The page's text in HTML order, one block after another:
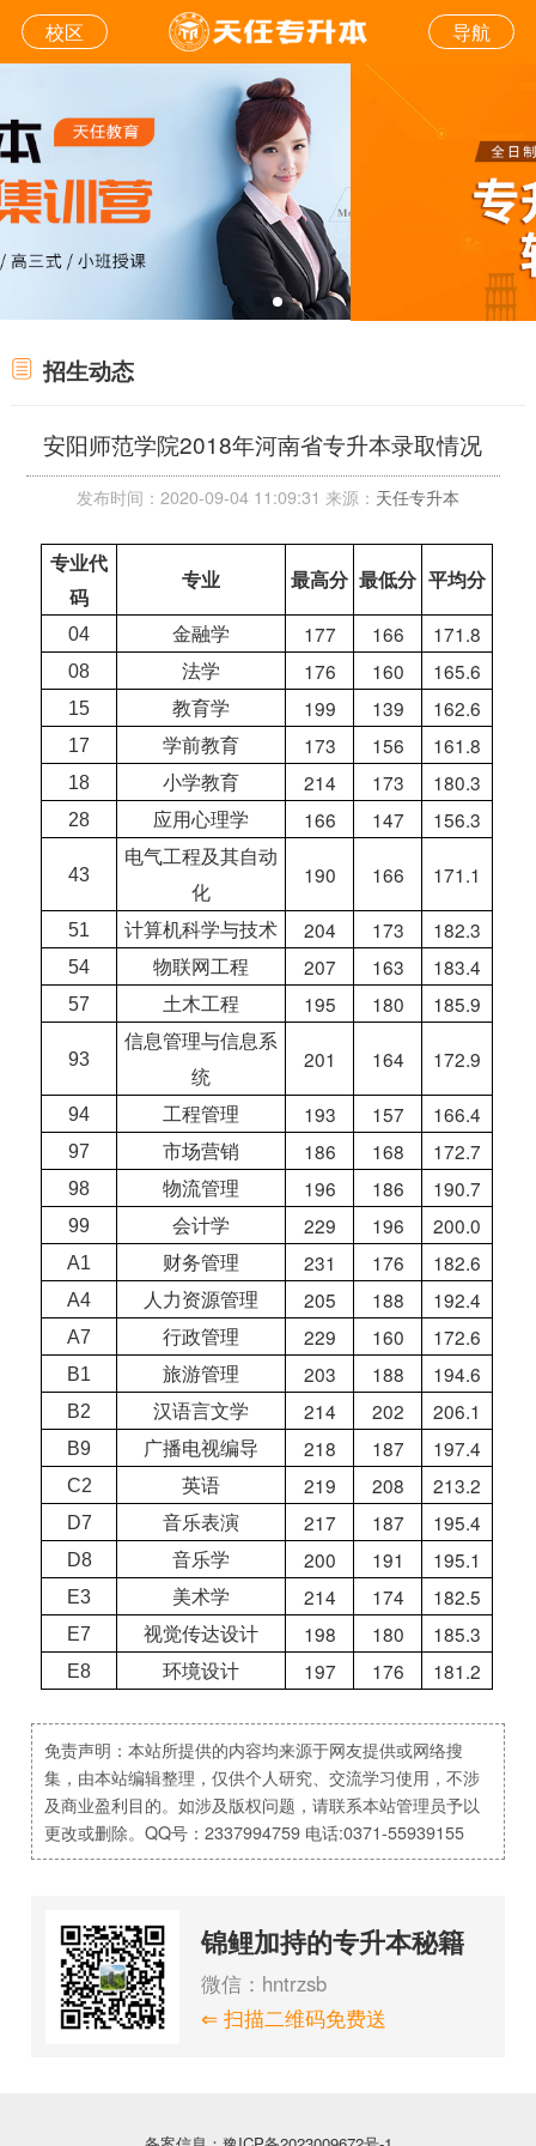
校区 导航
招生动态
安阳师范学院2018年河南省专升本录取情况
发布时间：2020-09-04 11:09:31 来源： 天任专升本
专业代
码
专业 最高分 最低分 平均分
04 金融学 177 166 171.8
08 法学 176 160 165.6
15 教育学 199 139 162.6
17 学前教育 173 156 161.8
18 小学教育 214 173 180.3
28 应用心理学 166 147 156.3
43
电气工程及其自动
化
190 166 171.1
51 计算机科学与技术 204 173 182.3
54 物联网工程 207 163 183.4
57 土木工程 195 180 185.9
93
信息管理与信息系
统
201 164 172.9
94 工程管理 193 157 166.4
97 市场营销 186 168 172.7
98 物流管理 196 186 190.7
99 会计学 229 196 200.0
A1 财务管理 231 176 182.6
A4 人力资源管理 205 188 192.4
A7 行政管理 229 160 172.6
B1 旅游管理 203 188 194.6
B2 汉语言文学 214 202 206.1
B9 广播电视编导 218 187 197.4
C2 英语 219 208 213.2
D7 音乐表演 217 187 195.4
D8 音乐学 200 191 195.1
E3 美术学 214 174 182.5
E7 视觉传达设计 198 180 185.3
E8 环境设计 197 176 181.2
免责声明：本站所提供的内容均来源于网友提供或网络搜
集，由本站编辑整理，仅供个人研究、交流学习使用，不涉
及商业盈利目的。如涉及版权问题，请联系本站管理员予以
更改或删除。QQ号：2337994759 电话:0371-55939155
锦鲤加持的专升本秘籍
微信：hntrzsb
⇐ 扫描二维码免费送